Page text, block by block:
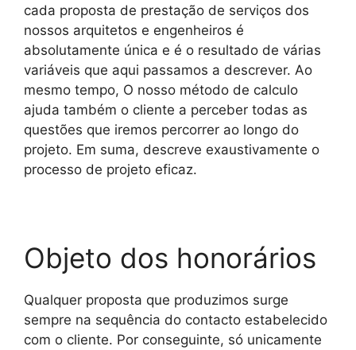
cada proposta de prestação de serviços dos
nossos arquitetos e engenheiros é
absolutamente única e é o resultado de várias
variáveis que aqui passamos a descrever. Ao
mesmo tempo, O nosso método de calculo
ajuda também o cliente a perceber todas as
questões que iremos percorrer ao longo do
projeto. Em suma, descreve exaustivamente o
processo de projeto eficaz.
Objeto dos honorários
Qualquer proposta que produzimos surge
sempre na sequência do contacto estabelecido
com o cliente. Por conseguinte, só unicamente